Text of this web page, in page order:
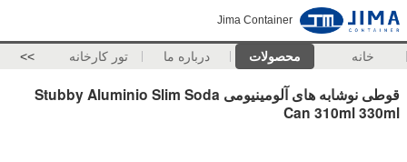
Jima Container
خانه محصولات درباره ما تور کارخانه >>
قوطی نوشابه های آلومینیومی Stubby Aluminio Slim Soda
Can 310ml 330ml